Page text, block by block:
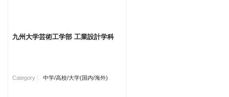
九州大学芸術工学部 工業設計学科
Category : 中学/高校/大学(国内/海外)